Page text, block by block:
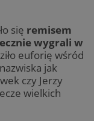
się remisem
wygrali w
euforię wśród
jak
czy Jerzy
wielkich